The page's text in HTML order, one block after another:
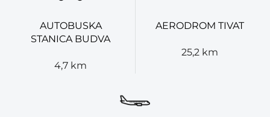
AUTOBUSKA
STANICA BUDVA
4,7 km
AERODROM TIVAT
25,2 km